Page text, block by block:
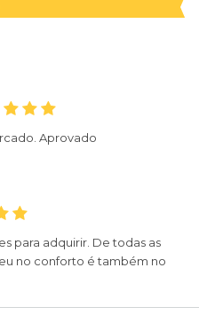
Aprovado
para adquirir. De todas as
no conforto é também no